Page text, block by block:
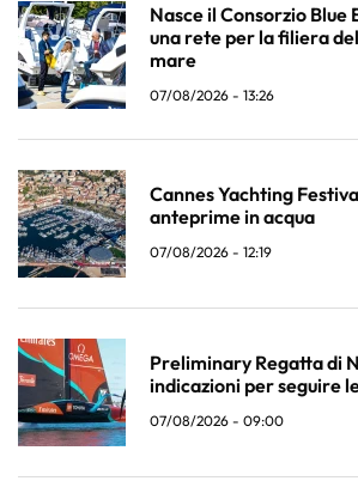
Nasce il Consorzio Blue
una rete per la filiera
mare
07/08/2026 - 13:26
Cannes Yachting
anteprime in acqua
07/08/2026 - 12:19
Preliminary Regatta di
indicazioni per seguire
07/08/2026 - 09:00